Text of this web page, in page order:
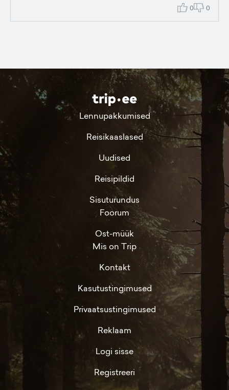
0 0
Lennupakkumised
Reisikaaslased
Uudised
Reisipildid
Sisuturundus
Foorum
Ost-müük
Mis on Trip
Kontakt
Kasutustingimused
Privaatsustingimused
Reklaam
Logi sisse
Registreeri